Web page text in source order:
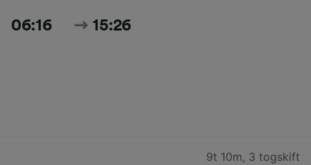
06:16 15:26
9t 10m, 3 togskift